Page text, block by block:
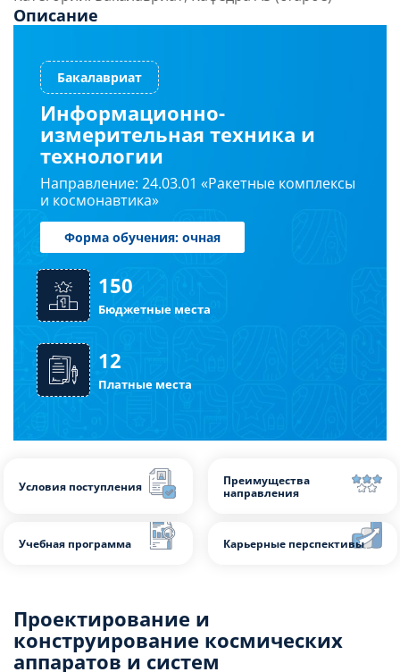
техника
и
Описание
Бакалавриат
Информационно-
измерительная техника и
технологии
Направление: 24.03.01 «Ракетные комплексы
и космонавтика»
Форма обучения: очная
150
Бюджетные места
Проектирование и
конструирование космических
аппаратов и систем